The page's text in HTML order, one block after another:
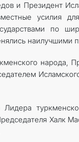
и Президент
усилия
по
наилучшими
народа,
Лидера
Халк